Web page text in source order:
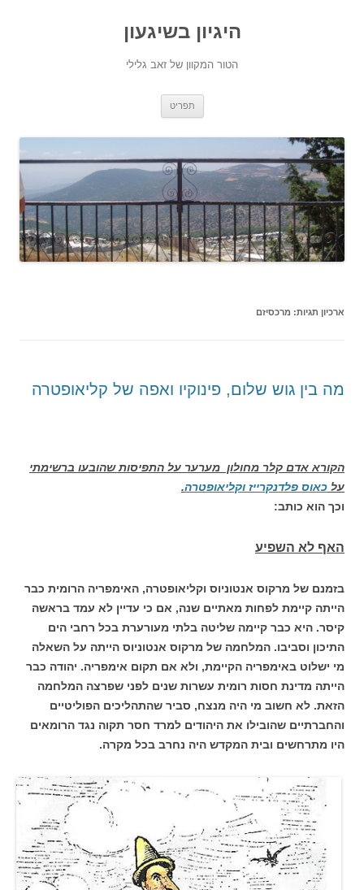
היגיון בשיגעון
הטור המקוון של זאב גלילי
תפריט
ארכיון תגיות: מרכסיזם
מה בין גוש שלום, פינוקיו ואפה של קליאופטרה
הקורא אדם קלר מחולון מערער על התפיסות שהובעו ברשימתי
על כאוס פלדנקרייז וקליאופטרה.
וכך הוא כותב:
האף לא השפיע
בזמנם של מרקוס אנטוניוס וקליאופטרה, האימפריה הרומית כבר
הייתה קיימת לפחות מאתיים שנה, אם כי עדיין לא עמד בראשה
קיסר. היא כבר קיימה שליטה בלתי מעורערת בכל רחבי הים
התיכון וסביבו. המלחמה של מרקוס אנטוניוס הייתה על השאלה
מי ישלוט באימפריה הקיימת, ולא אם תקום אימפריה. יהודה כבר
הייתה מדינת חסות רומית עשרות שנים לפני שפרצה המלחמה
הזאת. לא חשוב מי היה מנצח, סביר שהתהליכים הפוליטיים
והחברתיים שהובילו את היהודים למרד חסר תקוה נגד הרומאים
היו מתרחשים ובית המקדש היה נחרב בכל מקרה.